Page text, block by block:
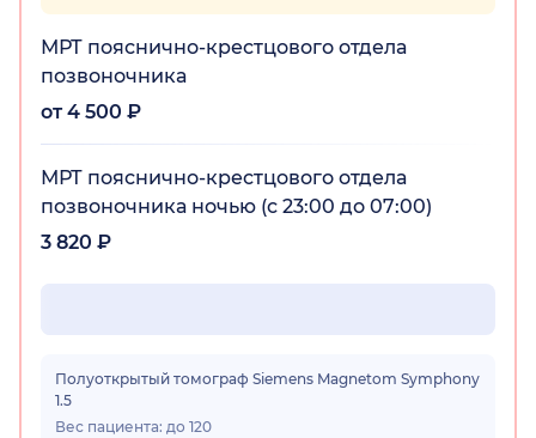
МРТ пояснично-крестцового отдела
позвоночника
от 4 500 ₽
МРТ пояснично-крестцового отдела
позвоночника ночью (с 23:00 до 07:00)
3 820 ₽
Полуоткрытый томограф Siemens Magnetom Symphony
1.5
Вес пациента: до 120